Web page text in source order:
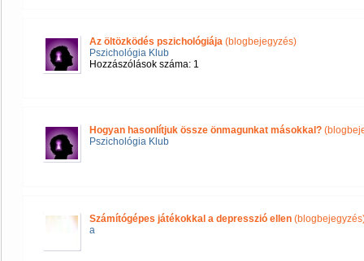
Az öltözködés pszichológiája (blogbejegyzés)
Pszichológia Klub
Hozzászólások száma: 1
Hogyan hasonlítjuk össze önmagunkat másokkal?
Pszichológia Klub
Számítógépes játékokkal a depresszió ellen
a